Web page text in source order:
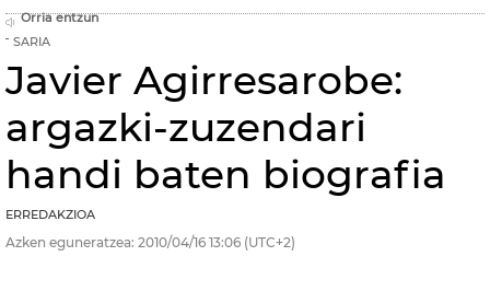
Orria entzun
SARIA
Javier Agirresarobe:
argazki-zuzendari
handi baten biografia
ERREDAKZIOA
Azken eguneratzea: 2010/04/16 13:06 (UTC+2)